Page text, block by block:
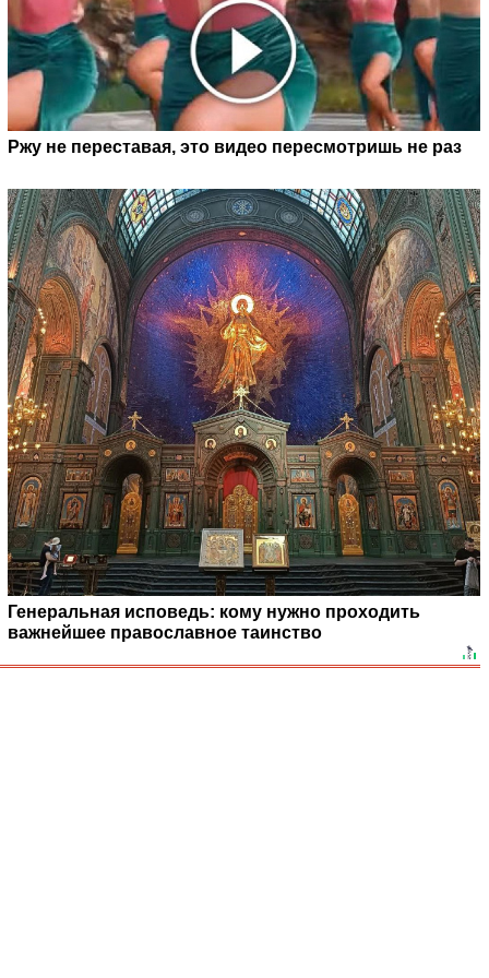
Ржу не переставая, это видео пересмотришь не раз
Генеральная исповедь: кому нужно проходить
важнейшее православное таинство